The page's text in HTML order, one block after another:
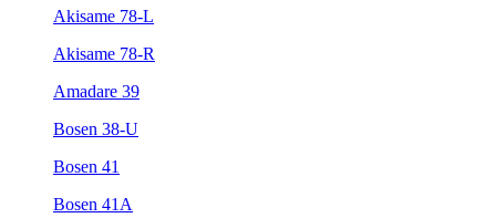
Akisame 78-L
Akisame 78-R
Amadare 39
Bosen 38-U
Bosen 41
Bosen 41A